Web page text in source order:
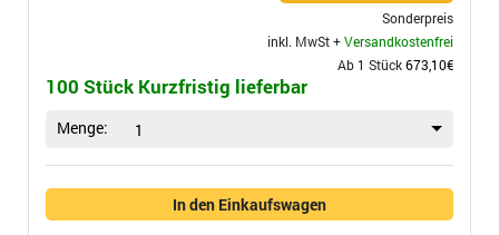
Sonderpreis
inkl. MwSt +Versandkostenfrei
Ab 1 Stück673,10€
100 Stück Kurzfristig lieferbar
Menge: 1
In den Einkaufswagen